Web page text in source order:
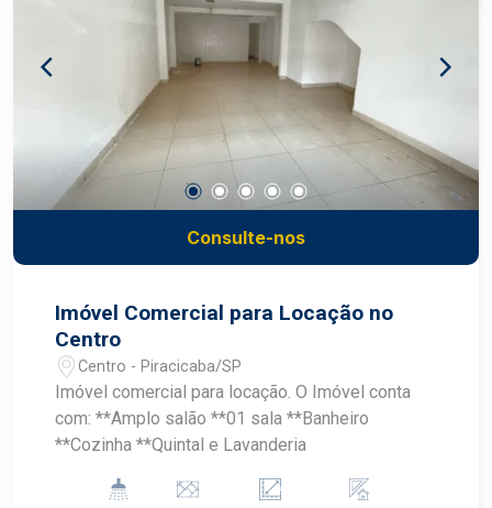
Consulte-nos
Imóvel Comercial para Locação no
Centro
Centro - Piracicaba/SP
Imóvel comercial para locação. O Imóvel conta
com: **Amplo salão **01 sala **Banheiro
**Cozinha **Quintal e Lavanderia